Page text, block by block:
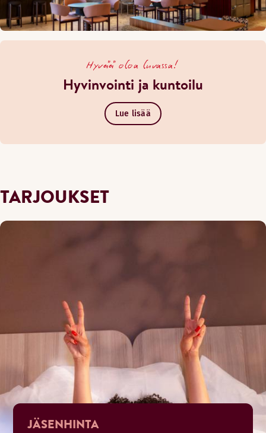
Hyvää oloa luvassa!
Hyvinvointi ja kuntoilu
Lue lisää
TARJOUKSET
JÄSENHINTA